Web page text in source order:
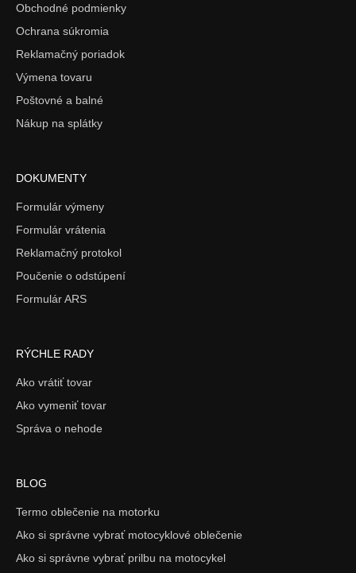
Obchodné podmienky
Ochrana súkromia
Reklamačný poriadok
Výmena tovaru
Poštovné a balné
Nákup na splátky
DOKUMENTY
Formulár výmeny
Formulár vrátenia
Reklamačný protokol
Poučenie o odstúpení
Formulár ARS
RÝCHLE RADY
Ako vrátiť tovar
Ako vymeniť tovar
Správa o nehode
BLOG
Termo oblečenie na motorku
Ako si správne vybrať motocyklové oblečenie
Ako si správne vybrať prilbu na motocykel